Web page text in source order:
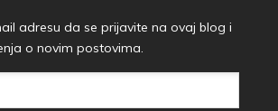
adresu da se prijavite na ovaj blog i
o novim postovima.